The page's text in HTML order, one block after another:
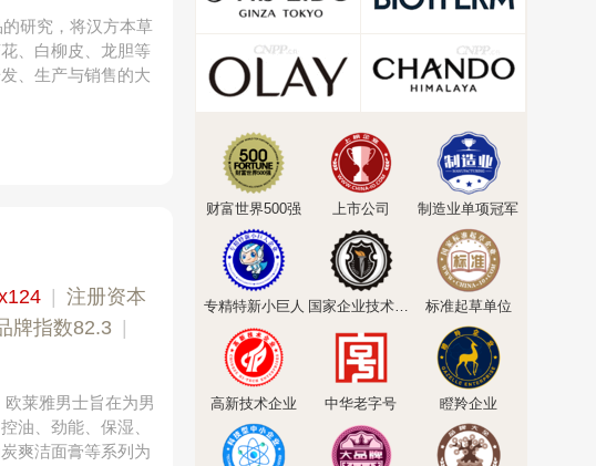
研究，将汉方本草
、白柳皮、龙胆等
、生产与销售的大
注册资本
牌指数82.3
莱雅男士旨在为男
油、劲能、保湿、
爽洁面膏等系列为
财富世界500强 上市公司 制造业单项冠军
专精特新小巨人 国家企业技术中心 标准起草单位
高新技术企业 中华老字号 瞪羚企业